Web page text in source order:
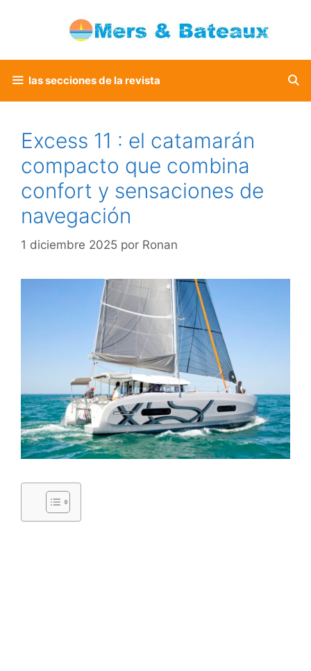
las secciones de la revista
Excess 11 : el catamarán
compacto que combina
confort y sensaciones de
navegación
1 diciembre 2025 por Ronan